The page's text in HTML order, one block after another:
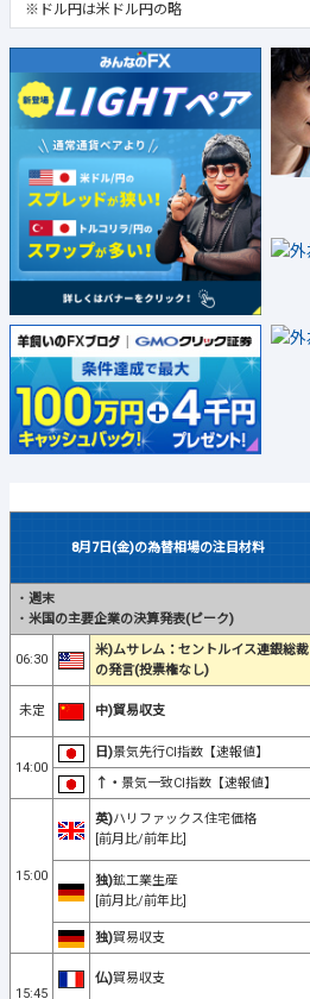
※ドル円は米ドル円の略
8月7日(金)の為替相場の注目材料
・ 週末
・ 米国の主要企業の決算発表(ピーク)
06:30
米)ムサレム：セントルイス連銀総裁
の発言(投票権なし)
未定 中)貿易収支
14:00
日)景気先行CI指数【速報値】
↑・ 景気一致CI指数【速報値】
15:00
英)ハリファックス住宅価格
[前月比/前年比]
独)鉱工業生産
[前月比/前年比]
独)貿易収支
15:45
仏)貿易収支